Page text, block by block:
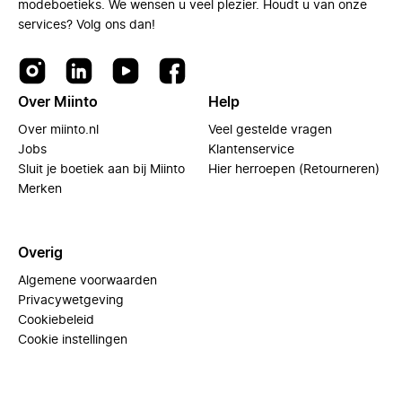
modeboetieks. We wensen u veel plezier. Houdt u van onze
services? Volg ons dan!
Over Miinto
Over miinto.nl
Jobs
Sluit je boetiek aan bij Miinto
Merken
Help
Veel gestelde vragen
Klantenservice
Hier herroepen (Retourneren)
Overig
Algemene voorwaarden
Privacywetgeving
Cookiebeleid
Cookie instellingen